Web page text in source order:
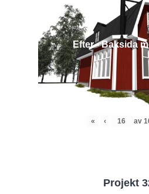
Efter - Baksida
« ‹ av
Projekt